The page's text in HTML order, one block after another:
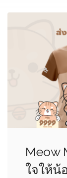
Meow
ใจให้น้